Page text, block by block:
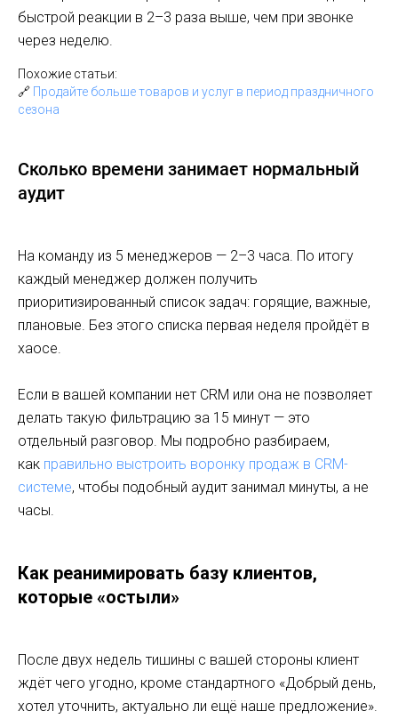
быстрой реакции в 2–3 раза выше, чем при звонке
через неделю.
Похожие статьи:
🔗 Продайте больше товаров и услуг в период праздничного
сезона
Сколько времени занимает нормальный
аудит
На команду из 5 менеджеров — 2–3 часа. По итогу
каждый менеджер должен получить
приоритизированный список задач: горящие, важные,
плановые. Без этого списка первая неделя пройдёт в
хаосе.
Если в вашей компании нет CRM или она не позволяет
делать такую фильтрацию за 15 минут — это
отдельный разговор. Мы подробно разбираем,
как правильно выстроить воронку продаж в CRM-
системе, чтобы подобный аудит занимал минуты, а не
часы.
Как реанимировать базу клиентов,
которые «остыли»
После двух недель тишины с вашей стороны клиент
ждёт чего угодно, кроме стандартного «Добрый день,
хотел уточнить, актуально ли ещё наше предложение».